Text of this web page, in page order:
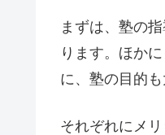
まずは、塾の
ります。ほか
に、塾の目的
それぞれにメ